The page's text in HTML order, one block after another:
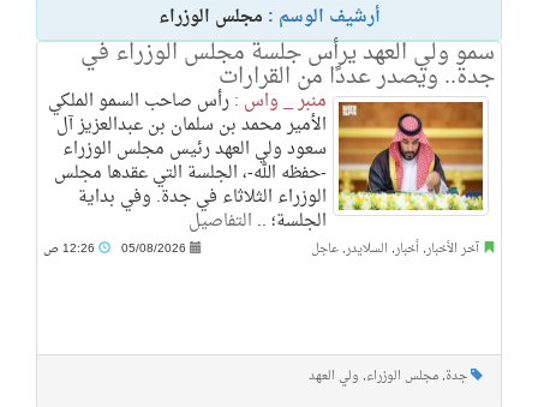
أرشيف الوسم : مجلس الوزراء
سمو ولي العهد يرأس جلسة مجلس الوزراء في
جدة.. ويصدر عددًا من القرارات
منبر _ واس :رأس صاحب السمو الملكي
الأمير محمد بن سلمان بن عبدالعزيز آل
سعود ولي العهد رئيس مجلس الوزراء
-حفظه الله-، الجلسة التي عقدها مجلس
الوزراء الثلاثاء في جدة. وفي بداية
الجلسة؛ .. التفاصيل
آخر الأخبار, أخبار, السلايدر, عاجل 05/08/2026
جدة, مجلس الوزراء, ولي العهد